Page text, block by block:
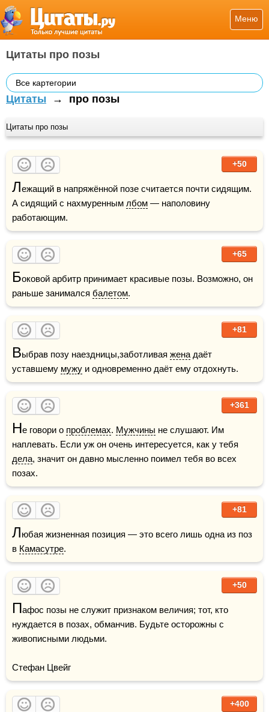
Меню
Цитаты про позы
Все картегории
Цитаты → про позы
Цитаты про позы
+50
Лежащий в напряжённой позе считается почти сидящим.
А сидящий с нахмуренным лбом — наполовину
работающим.
+65
Боковой арбитр принимает красивые позы. Возможно, он
раньше занимался балетом.
+81
Выбрав позу наездницы,заботливая жена даёт
уставшему мужу и одновременно даёт ему отдохнуть.
+361
Не говори о проблемах. Мужчины не слушают. Им
дела, значит он давно мысленно поимел тебя во всех
позах.
+81
Любая жизненная позиция — это всего лишь одна из поз
в Камасутре.
+50
Пафос позы не служит признаком величия; тот, кто
нуждается в позах, обманчив. Будьте осторожны с
живописными людьми.
Стефан Цвейг
+400